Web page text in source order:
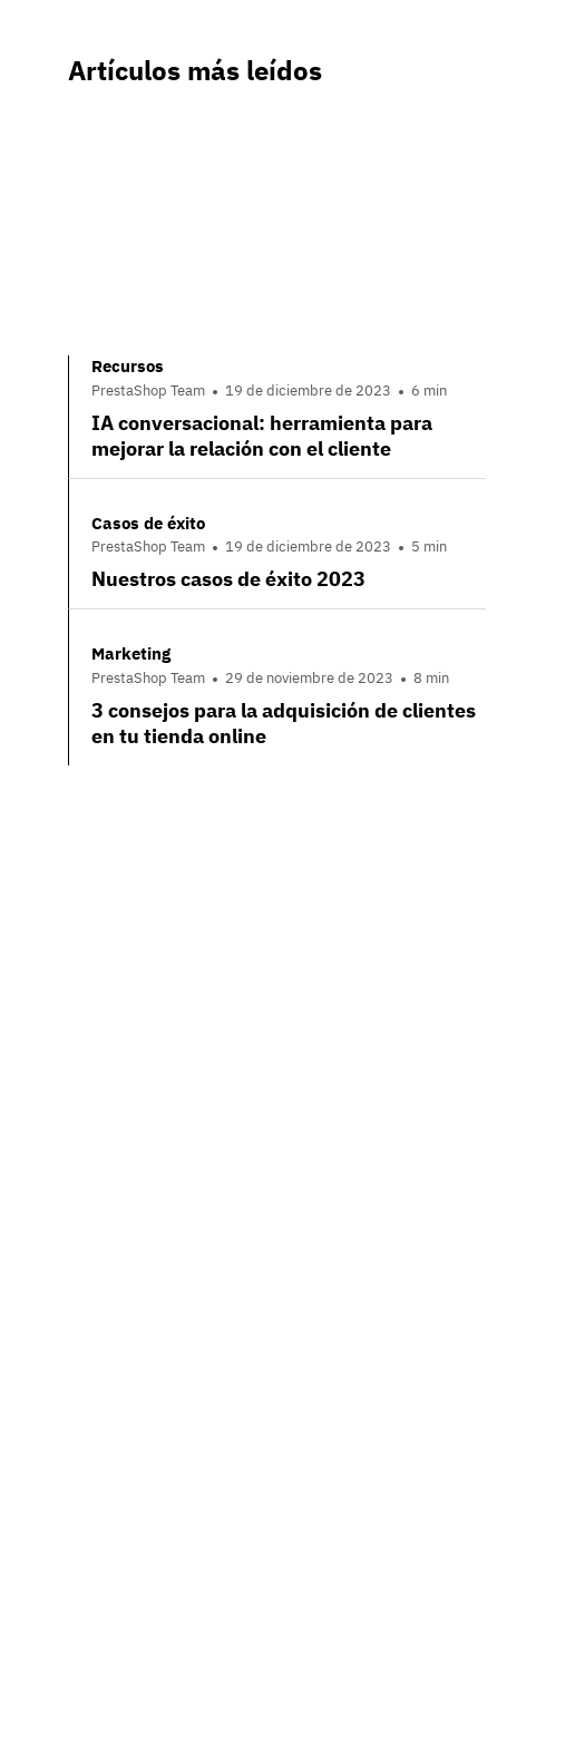
Artículos más leídos
Recursos
PrestaShop Team 19 de diciembre de 2023 6 min
IA conversacional: herramienta para
mejorar la relación con el cliente
Casos de éxito
PrestaShop Team 19 de diciembre de 2023 5 min
Nuestros casos de éxito 2023
Marketing
PrestaShop Team 29 de noviembre de 2023 8 min
3 consejos para la adquisición de clientes
en tu tienda online